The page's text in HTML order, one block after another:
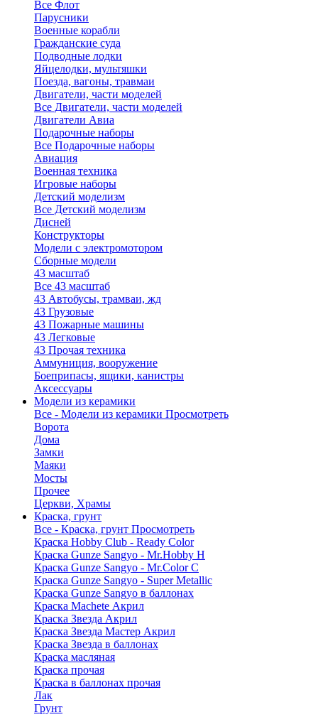
Все Флот
Парусники
Военные корабли
Гражданские суда
Подводные лодки
Яйцелодки, мультяшки
Поезда, вагоны, травмаи
Двигатели, части моделей
Все Двигатели, части моделей
Двигатели Авиа
Подарочные наборы
Все Подарочные наборы
Авиация
Военная техника
Игровые наборы
Детский моделизм
Все Детский моделизм
Дисней
Конструкторы
Модели с электромотором
Сборные модели
43 масштаб
Все 43 масштаб
43 Автобусы, трамваи, жд
43 Грузовые
43 Пожарные машины
43 Легковые
43 Прочая техника
Аммуниция, вооружение
Боеприпасы, ящики, канистры
Аксессуары
Модели из керамики
Все - Модели из керамики Просмотреть
Ворота
Дома
Замки
Маяки
Мосты
Прочее
Церкви, Храмы
Краска, грунт
Все - Краска, грунт Просмотреть
Краска Hobby Club - Ready Color
Краска Gunze Sangyo - Mr.Hobby H
Краска Gunze Sangyo - Mr.Color C
Краска Gunze Sangyo - Super Metallic
Краска Gunze Sangyo в баллонах
Краска Machete Акрил
Краска Звезда Акрил
Краска Звезда Мастер Акрил
Краска Звезда в баллонах
Краска масляная
Краска прочая
Краска в баллонах прочая
Лак
Грунт